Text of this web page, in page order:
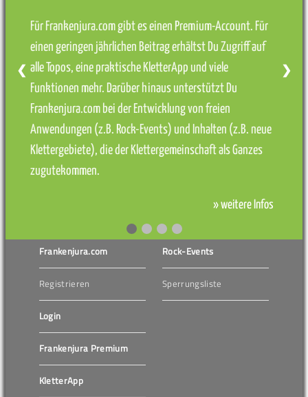
Für Frankenjura.com gibt es einen Premium-Account. Für
einen geringen jährlichen Beitrag erhältst Du Zugriff auf
alle Topos, eine praktische KletterApp und viele
Funktionen mehr. Darüber hinaus unterstützt Du
Frankenjura.com bei der Entwicklung von freien
Anwendungen (z.B. Rock-Events) und Inhalten (z.B. neue
Klettergebiete), die der Klettergemeinschaft als Ganzes
zugutekommen.
» weitere Infos
❮ ❯
Frankenjura.com
Registrieren
Login
Frankenjura Premium
KletterApp
Rock-Events
Sperrungsliste